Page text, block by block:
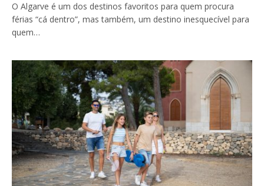
O Algarve é um dos destinos favoritos para quem procura
férias “cá dentro”, mas também, um destino inesquecível para
quem…